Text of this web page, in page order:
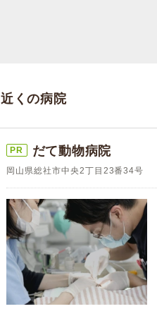
近くの病院
PR だて動物病院
岡山県総社市中央2丁目23番34号